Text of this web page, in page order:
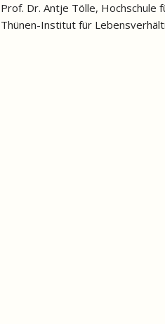
Prof. Dr. Antje Tölle, Hochschule
Thünen-Institut für